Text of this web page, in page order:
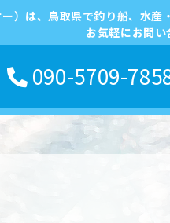
）は、鳥取県で釣り船、水産
お気軽にお問い
090-5709-